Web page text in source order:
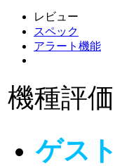
レビュー
スペック
アラート機能
機種評
ゲスト